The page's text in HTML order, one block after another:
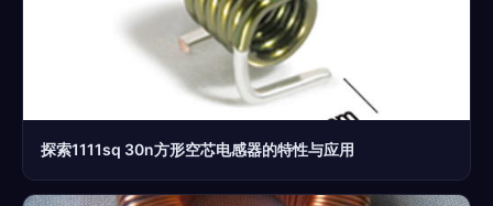
探索1111sq 30n方形空芯电感器的特性与应用